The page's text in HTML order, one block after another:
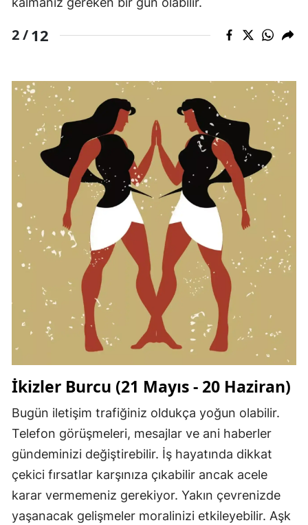
2 /12
İkizler Burcu (21 Mayıs - 20 Haziran)
Bugün iletişim trafiğiniz oldukça yoğun olabilir.
Telefon görüşmeleri, mesajlar ve ani haberler
gündeminizi değiştirebilir. İş hayatında dikkat
çekici fırsatlar karşınıza çıkabilir ancak acele
karar vermemeniz gerekiyor. Yakın çevrenizde
yaşanacak gelişmeler moralinizi etkileyebilir. Aşk